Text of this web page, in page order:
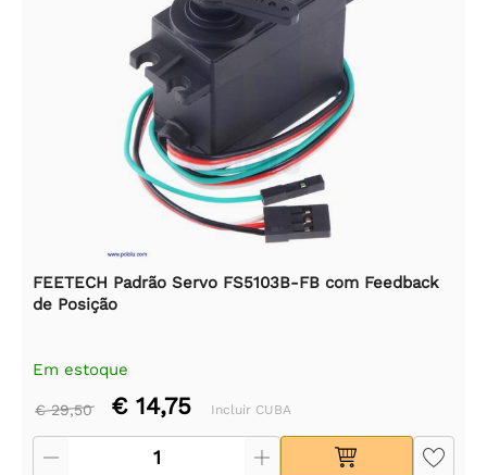
FEETECH Padrão Servo FS5103B-FB com Feedback
de Posição
Em estoque
€ 29,50 € 14,75 Incluir CUBA